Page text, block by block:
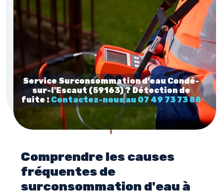
Service Surconsommation d'eau Condé-
sur-l'Escaut (59163) ? Détection de
fuite : Contactez-nous au 07 49 73 73 88
Comprendre les causes
fréquentes de
surconsommation d'eau à